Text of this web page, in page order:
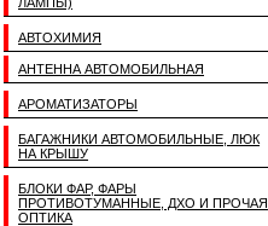
АВТОХИМИЯ
АНТЕННА АВТОМОБИЛЬНАЯ
АРОМАТИЗАТОРЫ
БАГАЖНИКИ АВТОМОБИЛЬНЫЕ, ЛЮК
НА КРЫШУ
БЛОКИ ФАР, ФАРЫ
ПРОТИВОТУМАННЫЕ, ДХО И ПРОЧАЯ
ОПТИКА